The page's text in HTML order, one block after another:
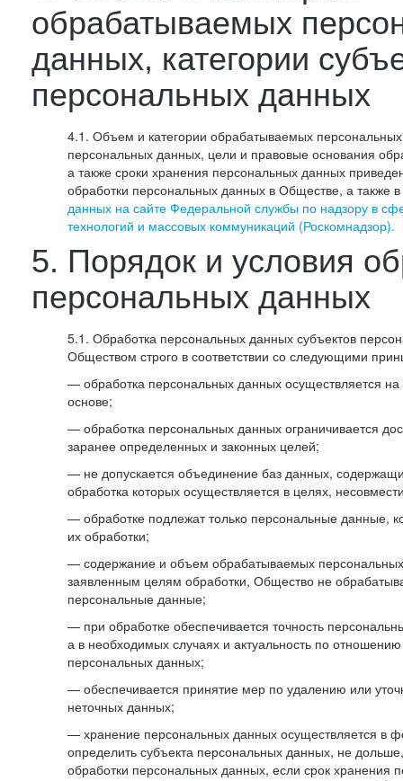
обрабатываемых
данных, категории
персональных данных
4.1. Объем и категории обрабатываемых персональных
персональных данных, цели и правовые основания
а также сроки хранения персональных данных
обработки персональных данных в Обществе, а также в
данных на сайте Федеральной службы по надзору в
технологий и массовых коммуникаций (Роскомнадзор).
5. Порядок и условия
персональных данных
5.1. Обработка персональных данных субъектов
Обществом строго в соответствии со следующими
— обработка персональных данных осуществляется на
основе;
— обработка персональных данных ограничивается
заранее определенных и законных целей;
— не допускается объединение баз данных,
обработка которых осуществляется в целях,
— обработке подлежат только персональные данные,
их обработки;
— содержание и объем обрабатываемых персональных
заявленным целям обработки, Общество не
персональные данные;
— при обработке обеспечивается точность
а в необходимых случаях и актуальность по
персональных данных;
— обеспечивается принятие мер по удалению или
неточных данных;
— хранение персональных данных осуществляется в
определить субъекта персональных данных, не
обработки персональных данных, если срок хранения